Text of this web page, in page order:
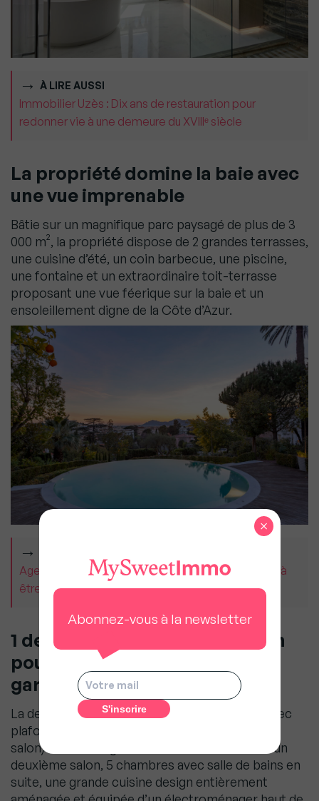
À LIRE AUSSI
Immobilier Uzès : Dix ans de restauration pour
redonner vie à une demeure du XVIIIᵉ siècle
La propriété domine la baie avec
une vue imprenable
Bâtie sur un magnifique parc paysagé de plus de 3
000 m², la propriété dispose de 2 grandes terrasses,
une cuisine d’été, un coin barbecue, une piscine,
une fontaine et un extraordinaire toit-terrasse
proposant une vue féerique sur la baie et un
ensoleillement digne de la Côte d’Azur.
Agents immobiliers : « La concurrence nous oblige à
être meilleurs », Guillaume Martinaud (Orpi)
1 demeure principale, 1 pavillon
pour invités et 1 maison de
gardien
La demeure principale offre un hall d’entrée avec
plafond verrière, un spacieux espace de vie –
salon/salle à manger avec sol en marbre clair, un
deuxième salon, 5 chambres avec salle de bains en
suite, une grande cuisine design entièrement
Abonnez-vous à la newsletter
×